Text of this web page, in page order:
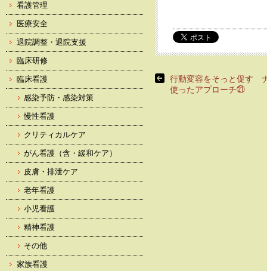
行動変容をそっと促す
使ったアプローチ㉑
看護管理
医療安全
退院調整・退院支援
臨床研修
臨床看護
感染予防・感染対策
慢性看護
クリティカルケア
がん看護（含・緩和ケア）
皮膚・排泄ケア
老年看護
小児看護
精神看護
その他
家族看護